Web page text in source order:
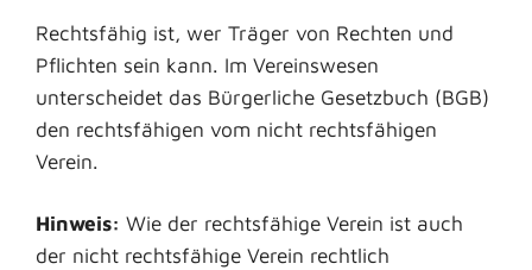
Rechtsfähig ist, wer Träger von Rechten und
Pflichten sein kann. Im Vereinswesen
unterscheidet das Bürgerliche Gesetzbuch (BGB)
den rechtsfähigen vom nicht rechtsfähigen
Verein.
Hinweis: Wie der rechtsfähige Verein ist auch
der nicht rechtsfähige Verein rechtlich